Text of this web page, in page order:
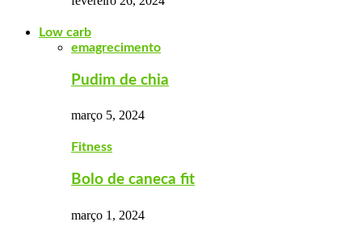
Low carb
emagrecimento
Pudim de chia
março 5, 2024
Fitness
Bolo de caneca fit
março 1, 2024